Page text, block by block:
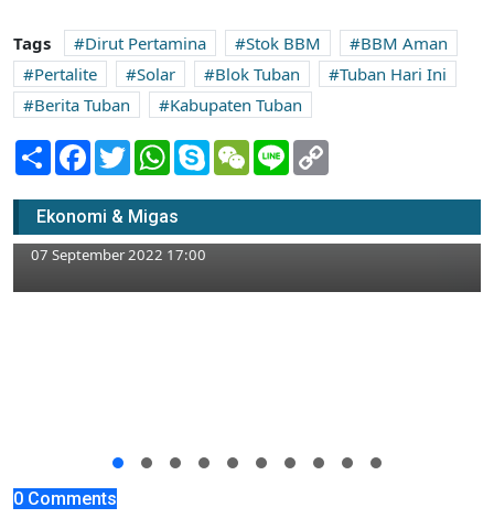
Tags Dirut Pertamina Stok BBM
BBM Aman
Pertalite
Solar Blok Tuban
Tuban Hari Ini
Berita Tuban
Kabupaten Tuban
Share Facebook
TwitterWhatsApp
SkypeWeChatLine
Ekonomi & Migas
Pasar Semen Domestik Turun, Laba SIG di
Semester 1 2022 Sebesar Rp829 Miliar
07 September 2022 17:00
0 Comments